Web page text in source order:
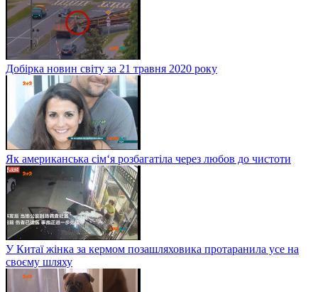
Добірка новин світу за 21 травня 2020 року
Як американська сім‘я розбагатіла через любов до чистоти
У Китаї жінка за кермом позашляховика протаранила усе на
своєму шляху